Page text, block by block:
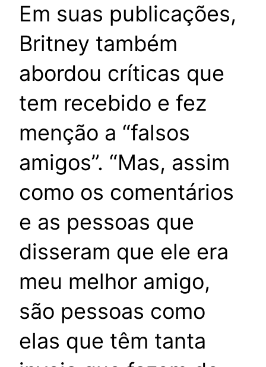
Em suas publicações,
Britney também
abordou críticas que
tem recebido e fez
menção a “falsos
amigos”. “Mas, assim
como os comentários
e as pessoas que
disseram que ele era
meu melhor amigo,
são pessoas como
elas que têm tanta